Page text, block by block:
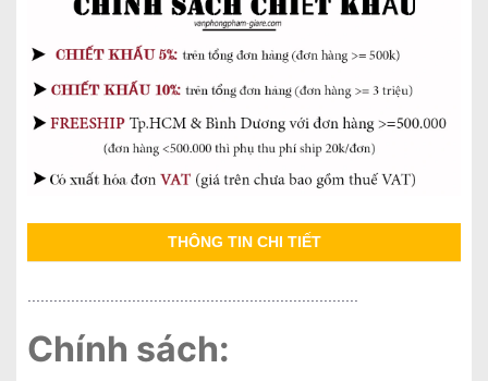
THÔNG TIN CHI TIẾT
Chính sách: